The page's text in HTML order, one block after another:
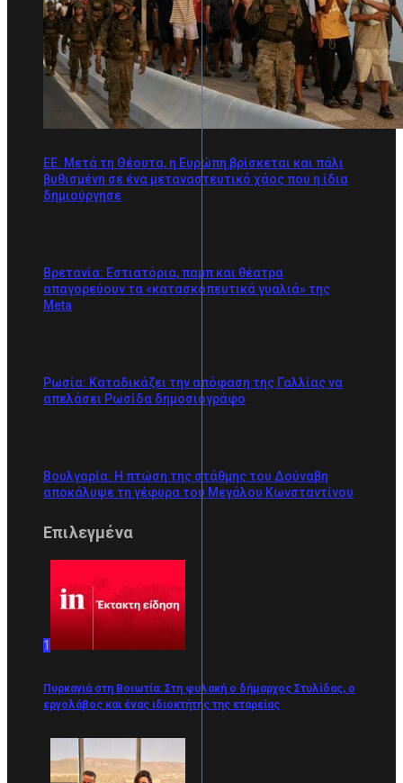
ΕΕ: Μετά τη Θέουτα, η Ευρώπη βρίσκεται και πάλι
βυθισμένη σε ένα μεταναστευτικό χάος που η ίδια
δημιούργησε
Βρετανία: Εστιατόρια, παμπ και θέατρα
απαγορεύουν τα «κατασκοπευτικά γυαλιά» της
Meta
Ρωσία: Καταδικάζει την απόφαση της Γαλλίας να
απελάσει Ρωσίδα δημοσιογράφο
Βουλγαρία: Η πτώση της στάθμης του Δούναβη
αποκάλυψε τη γέφυρα του Μεγάλου Κωνσταντίνου
Επιλεγμένα
1
Πυρκαγιά στη Βοιωτία: Στη φυλακή ο δήμαρχος Στυλίδας, ο
εργολάβος και ένας ιδιοκτήτης της εταρείας